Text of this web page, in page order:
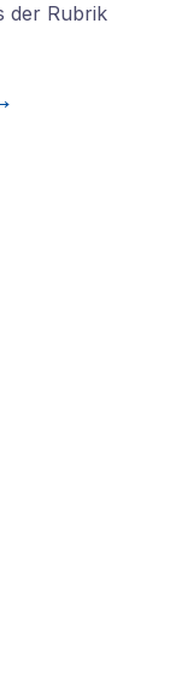
der Rubrik